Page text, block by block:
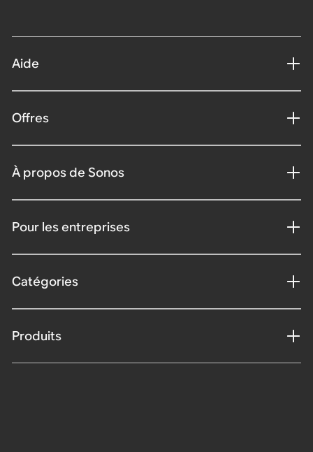
Aide
Offres
À propos de Sonos
Pour les entreprises
Catégories
Produits